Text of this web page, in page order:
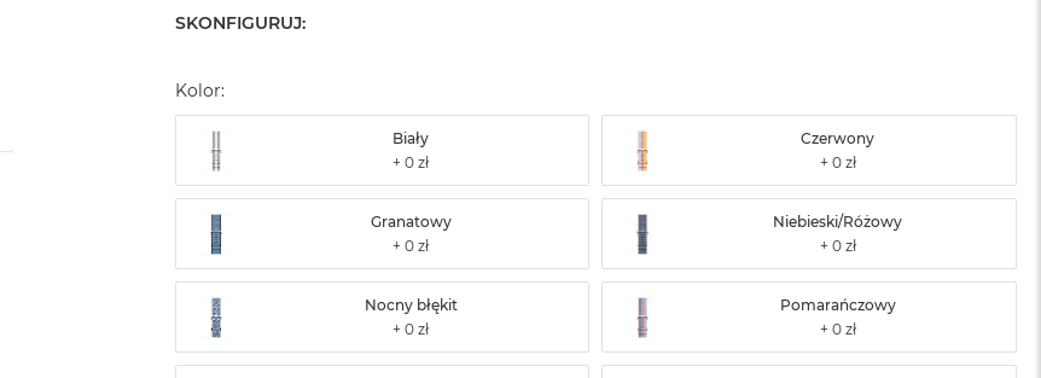
SKONFIGURUJ:
Kolor:
Biały Czerwony
Granatowy Niebieski/Różowy
Nocny błękit Pomarańczowy